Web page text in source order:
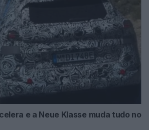
e a Neue Klasse muda tudo no